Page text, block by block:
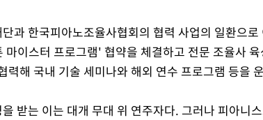
과 한국피아노조율사협회의 협력 사업의 일환으
마이스터 프로그램' 협약을 체결하고 전문 조율사
력해 국내 기술 세미나와 해외 연수 프로그램 등을
받는 이는 대개 무대 위 연주자다. 그러나 피아니